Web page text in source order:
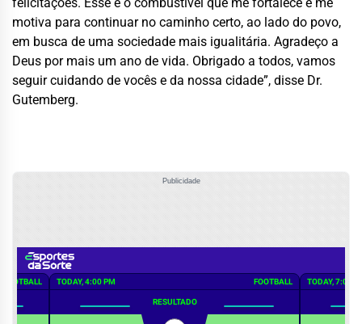
motiva para continuar no caminho certo, ao lado do povo,
em busca de uma sociedade mais igualitária. Agradeço a
Deus por mais um ano de vida. Obrigado a todos, vamos
seguir cuidando de vocês e da nossa cidade”, disse Dr.
Gutemberg.
Publicidade